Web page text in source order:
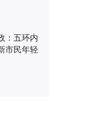
：五环内
市民年轻